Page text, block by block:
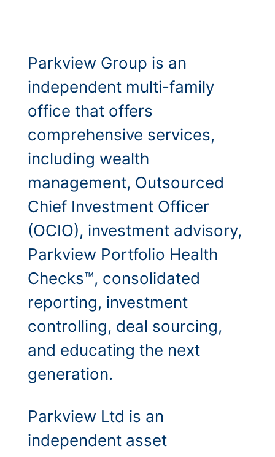
Parkview Group is an
independent multi-family
office that offers
comprehensive services,
including wealth
management, Outsourced
Chief Investment Officer
(OCIO), investment advisory,
Parkview Portfolio Health
Checks™, consolidated
reporting, investment
controlling, deal sourcing,
and educating the next
generation.
Parkview Ltd is an
independent asset